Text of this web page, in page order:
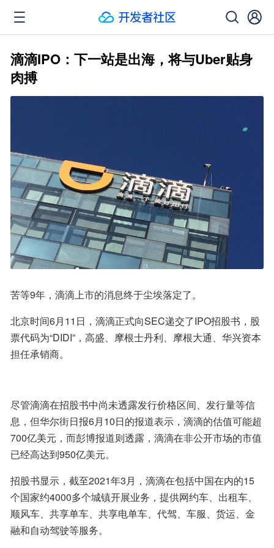
滴滴IPO：下一站是出海，将与Uber贴身
肉搏
苦等9年，滴滴上市的消息终于尘埃落定了。
北京时间6月11日，滴滴正式向SEC递交了IPO招股书，股
票代码为“DIDI”，高盛、摩根士丹利、摩根大通、华兴资本
担任承销商。
尽管滴滴在招股书中尚未透露发行价格区间、发行量等信
息，但华尔街日报6月10日的报道表示，滴滴的估值可能超
700亿美元，而彭博报道则透露，滴滴在非公开市场的市值
已经高达到950亿美元。
招股书显示，截至2021年3月，滴滴在包括中国在内的15
个国家约4000多个城镇开展业务，提供网约车、出租车、
顺风车、共享单车、共享电单车、代驾、车服、货运、金
融和自动驾驶等服务。